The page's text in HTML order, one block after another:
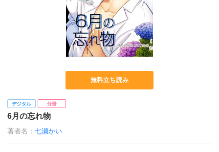
無料立ち読み
デジタル 分冊
6月の忘れ物
著者名：七瀬かい